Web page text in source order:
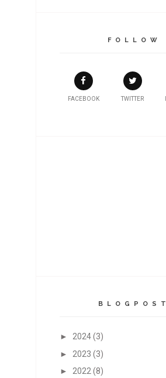
F O L L O W
FACEBOOK TWITTER
B L O G P O S T
► 2024(3)
► 2023 (3)
► 2022 (8)